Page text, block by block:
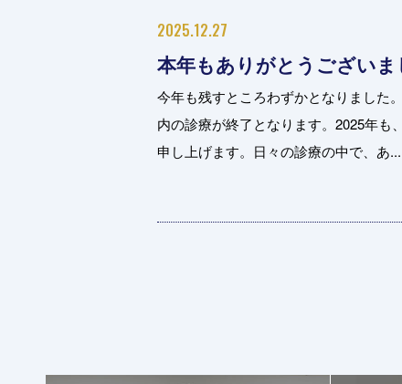
2025.12.27
本年もありがとうございま
今年も残すところわずかとなりました
内の診療が終了となります。2025年も
申し上げます。日々の診療の中で、あ...